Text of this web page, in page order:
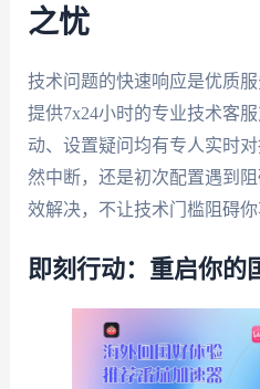
之忧
技术问题的快速响应是优质服
提供7x24小时的专业技术客
动、设置疑问均有专人实时
然中断，还是初次配置遇到
效解决，不让技术门槛阻碍你
即刻行动：重启你的